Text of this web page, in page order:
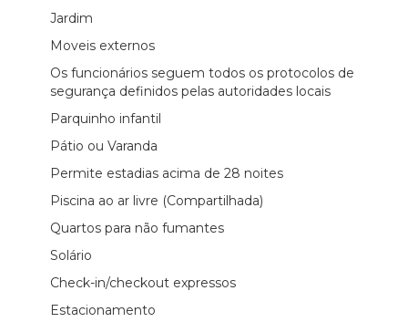
Jardim
Moveis externos
Os funcionários seguem todos os protocolos de
segurança definidos pelas autoridades locais
Parquinho infantil
Pátio ou Varanda
Permite estadias acima de 28 noites
Piscina ao ar livre (Compartilhada)
Quartos para não fumantes
Solário
Check-in/checkout expressos
Estacionamento